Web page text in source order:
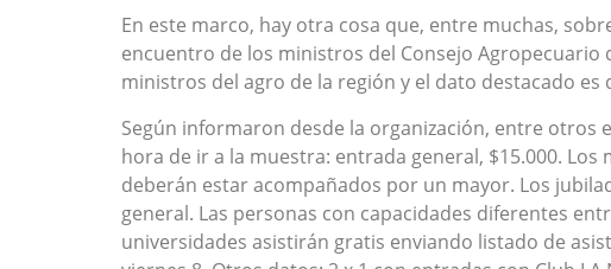
En este marco, hay otra cosa que, entre muchas,
encuentro de los ministros del Consejo Agropecuario
ministros del agro de la región y el dato destacado es
Según informaron desde la organización, entre otros
hora de ir a la muestra: entrada general, $15.000.
deberán estar acompañados por un mayor. Los
general. Las personas con capacidades diferentes
universidades asistirán gratis enviando listado de